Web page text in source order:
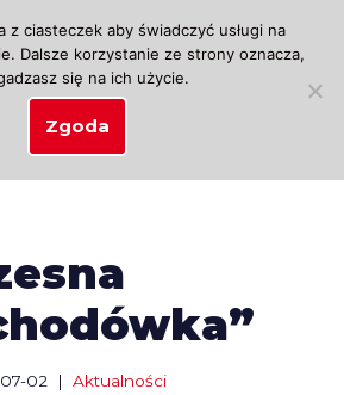
02 Aktualności
z ciasteczek aby świadczyć usługi na
Dalsze korzystanie ze strony oznacza,
się na ich użycie.
Zgoda